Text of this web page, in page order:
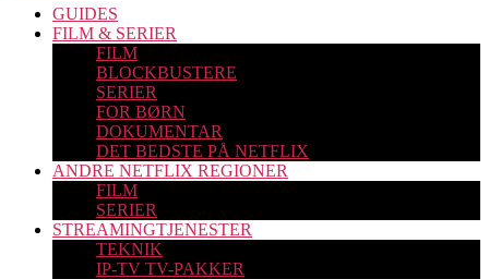
GUIDES
FILM & SERIER
FILM
BLOCKBUSTERE
SERIER
FOR BØRN
DOKUMENTAR
DET BEDSTE PÅ NETFLIX
ANDRE NETFLIX REGIONER
FILM
SERIER
STREAMINGTJENESTER
TEKNIK
IP-TV TV-PAKKER